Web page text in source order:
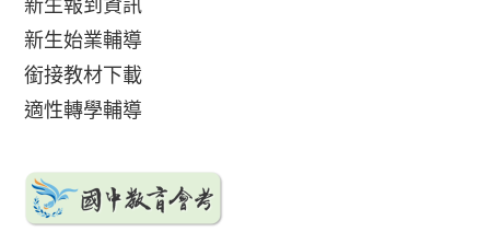
新生始業輔導
銜接教材下載
適性轉學輔導